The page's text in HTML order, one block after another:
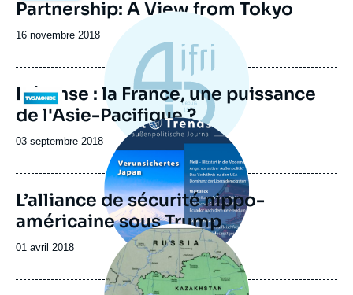
Partnership: A View from Tokyo
Date
publication
16 novembre 2018
Logo
Défense : la France, une puissance
de l'Asie-Pacifique ?
03 septembre 2018—
Image
principale
L’alliance de sécurité nippo-
américaine sous Trump
Date
publication
01 avril 2018
Image
principale